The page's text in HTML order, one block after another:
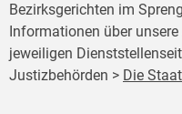
Bezirksgerichten im
Informationen über
jeweiligen
Justizbehörden > Die